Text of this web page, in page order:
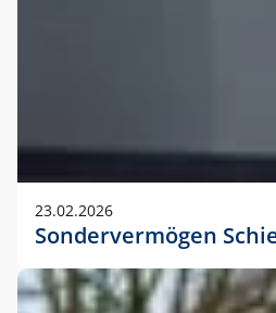
23.02.2026
Sondervermögen